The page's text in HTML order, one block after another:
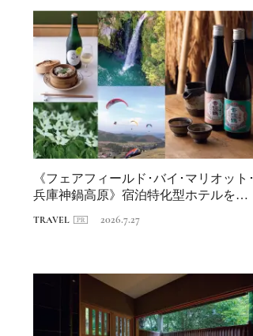
《フェアフィールド･バイ･マリオット･
兵庫神鍋高原》宿泊特化型ホテルを拠
TRAVEL 2026.7.27